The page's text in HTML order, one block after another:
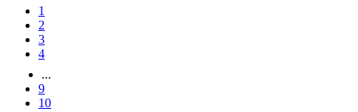
1
2
3
4
...
9
10